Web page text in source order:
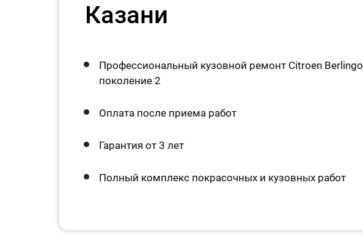
Казани
Профессиональный кузовной ремонт Citroen Berlingo
поколение 2
Оплата после приема работ
Гарантия от 3 лет
Полный комплекс покрасочных и кузовных работ